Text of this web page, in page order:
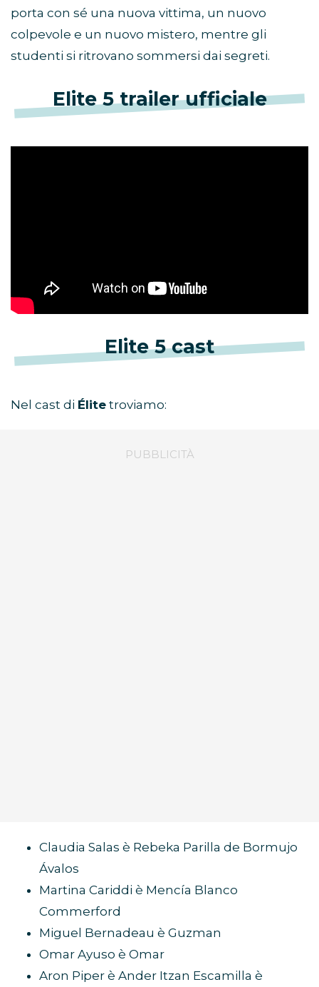
porta con sé una nuova vittima, un nuovo
colpevole e un nuovo mistero, mentre gli
studenti si ritrovano sommersi dai segreti.
Elite 5 trailer ufficiale
Elite 5 cast
Nel cast di Élite troviamo:
Claudia Salas è Rebeka Parilla de Bormujo
Ávalos
Martina Cariddi è Mencía Blanco
Commerford
Miguel Bernadeau è Guzman
Omar Ayuso è Omar
Aron Piper è Ander Itzan Escamilla è